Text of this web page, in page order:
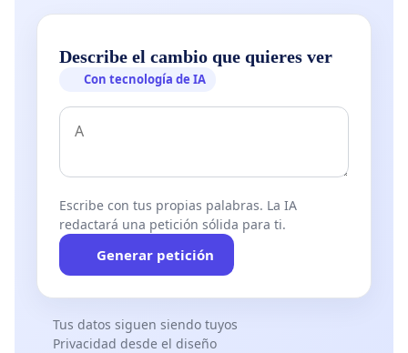
Describe el cambio que quieres ver
Con tecnología de IA
Escribe con tus propias palabras. La IA
redactará una petición sólida para ti.
Generar petición
Tus datos siguen siendo tuyos
Privacidad desde el diseño